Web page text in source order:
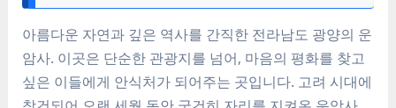
아름다운 자연과 깊은 역사를 간직한 전라남도 광양의 운
암사. 이곳은 단순한 관광지를 넘어, 마음의 평화를 찾고
싶은 이들에게 안식처가 되어주는 곳입니다. 고려 시대에